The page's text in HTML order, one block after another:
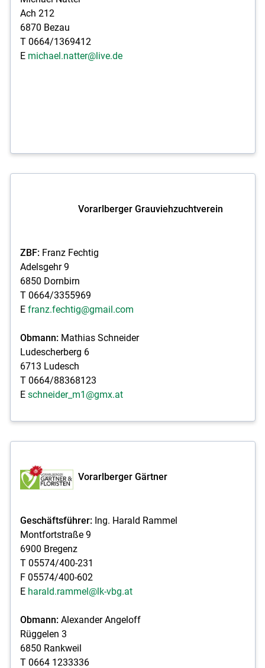
Ach 212
6870 Bezau
T 0664/1369412
E michael.natter@live.de
Vorarlberger Grauviehzuchtverein
ZBF:Franz Fechtig
Adelsgehr 9
6850 Dornbirn
T 0664/3355969
E franz.fechtig@gmail.com
Obmann:Mathias Schneider
Ludescherberg 6
6713 Ludesch
T 0664/88368123
E schneider_m1@gmx.at
Vorarlberger Gärtner
Geschäftsführer:Ing. Harald Rammel
Montfortstraße 9
6900 Bregenz
T 05574/400-231
F 05574/400-602
E harald.rammel@lk-vbg.at
Obmann:Alexander Angeloff
Rüggelen 3
6850 Rankweil
T 0664 1233336